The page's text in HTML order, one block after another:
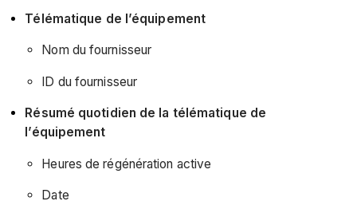
Télématique de l’équipement
Nom du fournisseur
ID du fournisseur
Résumé quotidien de la télématique de
l’équipement
Heures de régénération active
Date